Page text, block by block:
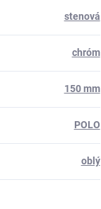
stenová
chróm
150 mm
POLO
oblý